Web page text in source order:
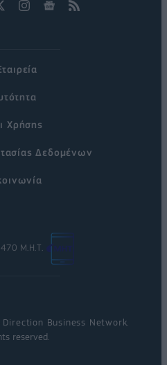
Χρήσης
Δεδομένων
Μ.Η.Τ.
Direction Business Network
reserved.